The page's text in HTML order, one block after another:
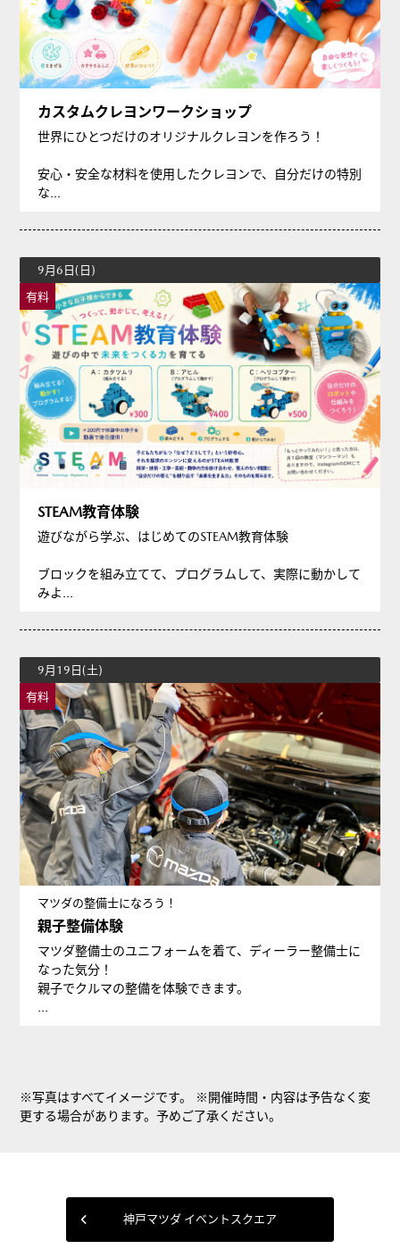
カスタムクレヨンワークショップ
世界にひとつだけのオリジナルクレヨンを作ろう！
安心・安全な材料を使用したクレヨンで、自分だけの特別
な...
9月6日(日)
有料
STEAM教育体験
遊びながら学ぶ、はじめてのSTEAM教育体験
ブロックを組み立てて、プログラムして、実際に動かして
みよ...
9月19日(土)
有料
マツダの整備士になろう！
親子整備体験
マツダ整備士のユニフォームを着て、ディーラー整備士に
なった気分！
親子でクルマの整備を体験できます。
...
※写真はすべてイメージです。 ※開催時間・内容は予告なく変
更する場合があります。予めご了承ください。
神戸マツダ イベントスクエア